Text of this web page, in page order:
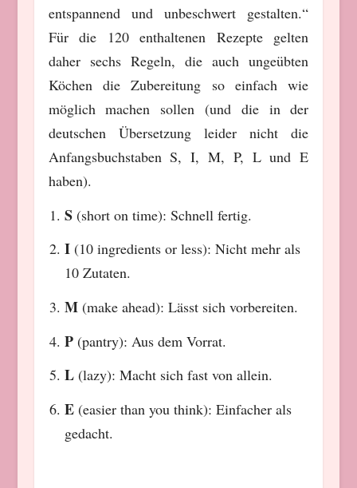
entspannend und unbeschwert gestalten.“
Für die 120 enthaltenen Rezepte gelten
daher sechs Regeln, die auch ungeübten
Köchen die Zubereitung so einfach wie
möglich machen sollen (und die in der
deutschen Übersetzung leider nicht die
Anfangsbuchstaben S, I, M, P, L und E
haben).
S (short on time): Schnell fertig.
I (10 ingredients or less): Nicht mehr als
10 Zutaten.
M (make ahead): Lässt sich vorbereiten.
P (pantry): Aus dem Vorrat.
L (lazy): Macht sich fast von allein.
E (easier than you think): Einfacher als
gedacht.